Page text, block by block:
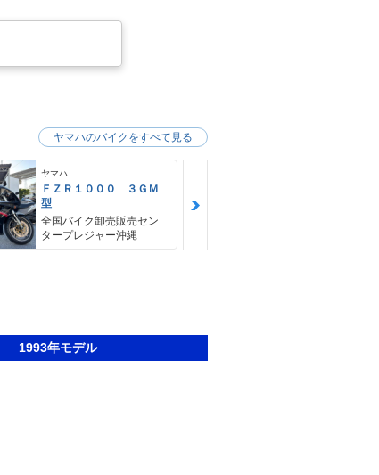
ヤマハ
ＦＺＲ１０００ ３ＧＭ
型
全国バイク卸売販売セン
タープレジャー沖縄
ヤマハのバイクをすべて見る
1993年モデル